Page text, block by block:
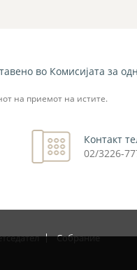
во Комисијата за
на приемот на истите.
Контакт
02/3226-
Собрание